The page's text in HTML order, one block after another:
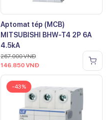
Aptomat tép (MCB)
MITSUBISHI BHW-T4 2P 6A
4.5kA
267.000VNĐ
146.850 VNĐ
-43%